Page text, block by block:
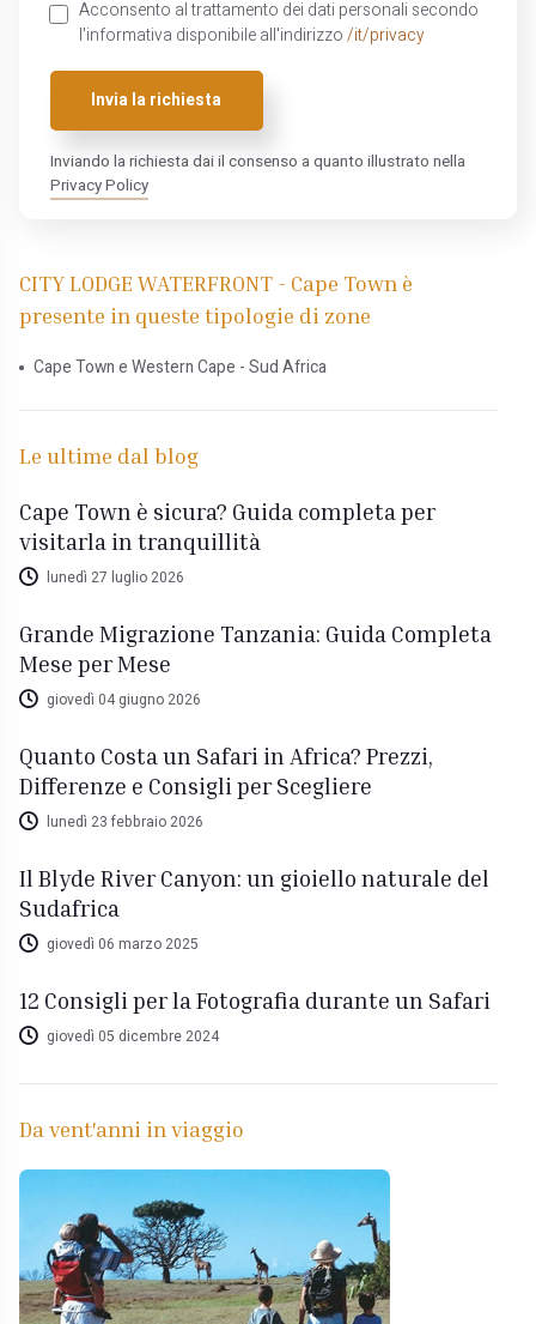
Acconsento al trattamento dei dati personali secondo
l'informativa disponibile all'indirizzo /it/privacy
Invia la richiesta
Inviando la richiesta dai il consenso a quanto illustrato nella
Privacy Policy
CITY LODGE WATERFRONT - Cape Town è
presente in queste tipologie di zone
Cape Town e Western Cape - Sud Africa
Le ultime dal blog
Cape Town è sicura? Guida completa per
visitarla in tranquillità
lunedì 27 luglio 2026
Grande Migrazione Tanzania: Guida Completa
Mese per Mese
giovedì 04 giugno 2026
Quanto Costa un Safari in Africa? Prezzi,
Differenze e Consigli per Scegliere
lunedì 23 febbraio 2026
Il Blyde River Canyon: un gioiello naturale del
Sudafrica
giovedì 06 marzo 2025
12 Consigli per la Fotografia durante un Safari
giovedì 05 dicembre 2024
Da vent'anni in viaggio